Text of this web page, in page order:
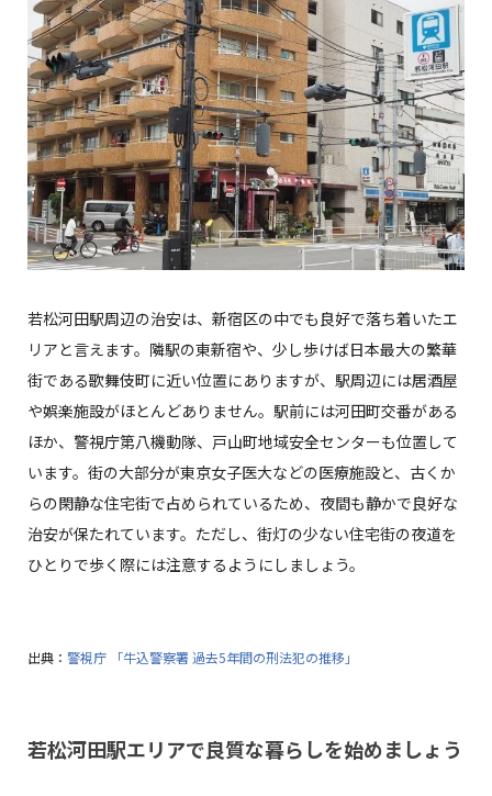
若松河田駅周辺の治安は、新宿区の中でも良好で落ち着いたエ
リアと言えます。隣駅の東新宿や、少し歩けば日本最大の繁華
街である歌舞伎町に近い位置にありますが、駅周辺には居酒屋
や娯楽施設がほとんどありません。駅前には河田町交番がある
ほか、警視庁第八機動隊、戸山町地域安全センターも位置して
います。街の大部分が東京女子医大などの医療施設と、古くか
らの閑静な住宅街で占められているため、夜間も静かで良好な
治安が保たれています。ただし、街灯の少ない住宅街の夜道を
ひとりで歩く際には注意するようにしましょう。
出典： 警視庁 「牛込警察署 過去5年間の刑法犯の推移」
若松河田駅エリアで良質な暮らしを始めましょう